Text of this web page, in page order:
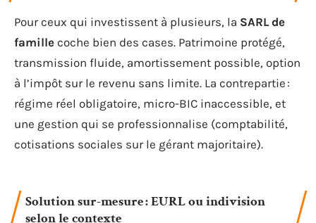
Pour ceux qui investissent à plusieurs, la SARL de
famille coche bien des cases. Patrimoine protégé,
transmission fluide, amortissement possible, option
à l’impôt sur le revenu sans limite. La contrepartie :
régime réel obligatoire, micro-BIC inaccessible, et
une gestion qui se professionnalise (comptabilité,
cotisations sociales sur le gérant majoritaire).
Solution sur-mesure : EURL ou indivision
selon le contexte